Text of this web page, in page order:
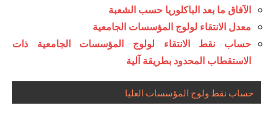
الآفاق ما بعد الباكلوريا حسب الشعبة
معدل الانتقاء لولوج المؤسسات الجامعية
حساب نقط الانتقاء لولوج المؤسسات الجامعية ذات
الاستقطاب المحدود بطريقة آلية
حساب نقط ولوج المؤسسات العليا